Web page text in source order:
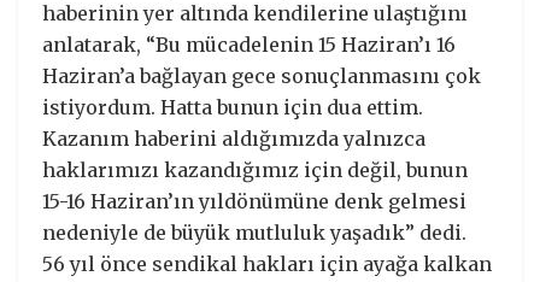
haberinin yer altında kendilerine ulaştığını
anlatarak, “Bu mücadelenin 15 Haziran’ı 16
Haziran’a bağlayan gece sonuçlanmasını çok
istiyordum. Hatta bunun için dua ettim.
Kazanım haberini aldığımızda yalnızca
haklarımızı kazandığımız için değil, bunun
15-16 Haziran’ın yıldönümüne denk gelmesi
nedeniyle de büyük mutluluk yaşadık” dedi.
56 yıl önce sendikal hakları için ayağa kalkan